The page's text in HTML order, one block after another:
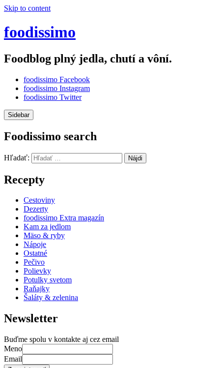
Skip to content
foodissimo
Foodblog plný jedla, chutí a vôní.
foodissimo Facebook
foodissimo Instagram
foodissimo Twitter
Sidebar
Foodissimo search
Hľadať:
Recepty
Cestoviny
Dezerty
foodissimo Extra magazín
Kam za jedlom
Mäso & ryby
Nápoje
Ostatné
Pečivo
Polievky
Potulky svetom
Raňajky
Šaláty & zelenina
Newsletter
Buďme spolu v kontakte aj cez email
Meno
Email